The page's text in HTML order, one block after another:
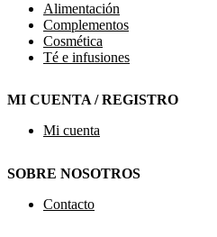
Alimentación
Complementos
Cosmética
Té e infusiones
MI CUENTA / REGISTRO
Mi cuenta
SOBRE NOSOTROS
Contacto